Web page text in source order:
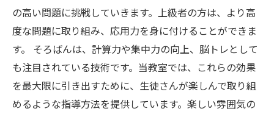
の高い問題に挑戦していきます。上級者の方は、より高
度な問題に取り組み、応用力を身に付けることができま
す。 そろばんは、計算力や集中力の向上、脳トレとして
も注目されている技術です。当教室では、これらの効果
を最大限に引き出すために、生徒さんが楽しんで取り組
めるような指導方法を提供しています。楽しい雰囲気の